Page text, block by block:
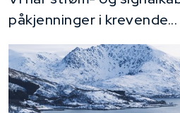
påkjenninger i krevende...